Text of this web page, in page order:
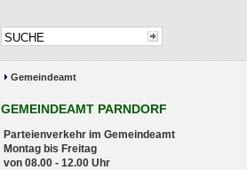
Gemeindeamt
GEMEINDEAMT PARNDORF
Parteienverkehr im Gemeindeamt
Montag bis Freitag
von 08.00 - 12.00 Uhr